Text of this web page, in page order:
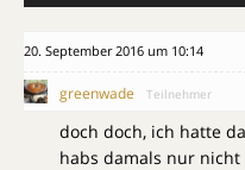
20. September 2016 um 10:14
greenwade Teilnehmer
doch doch, ich hatte
habs damals nur